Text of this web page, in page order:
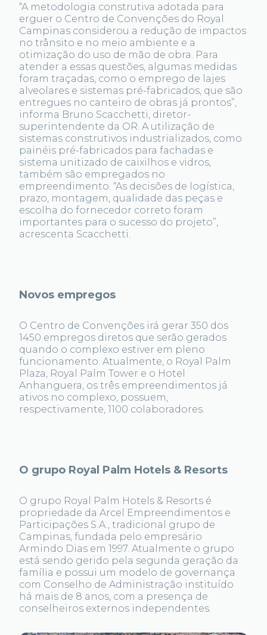
“A metodologia construtiva adotada para
erguer o Centro de Convenções do Royal
Campinas considerou a redução de impactos
no trânsito e no meio ambiente e a
otimização do uso de mão de obra. Para
atender a essas questões, algumas medidas
foram traçadas, como o emprego de lajes
alveolares e sistemas pré-fabricados, que são
entregues no canteiro de obras já prontos”,
informa Bruno Scacchetti, diretor-
superintendente da OR. A utilização de
sistemas construtivos industrializados, como
painéis pré-fabricados para fachadas e
sistema unitizado de caixilhos e vidros,
também são empregados no
empreendimento. “As decisões de logística,
prazo, montagem, qualidade das peças e
escolha do fornecedor correto foram
importantes para o sucesso do projeto”,
acrescenta Scacchetti.
Novos empregos
O Centro de Convenções irá gerar 350 dos
1450 empregos diretos que serão gerados
quando o complexo estiver em pleno
funcionamento. Atualmente, o Royal Palm
Plaza, Royal Palm Tower e o Hotel
Anhanguera, os três empreendimentos já
ativos no complexo, possuem,
respectivamente, 1100 colaboradores.
O grupo Royal Palm Hotels & Resorts
O grupo Royal Palm Hotels & Resorts é
propriedade da Arcel Empreendimentos e
Participações S.A., tradicional grupo de
Campinas, fundada pelo empresário
Armindo Dias em 1997. Atualmente o grupo
está sendo gerido pela segunda geração da
família e possui um modelo de governança
com Conselho de Administração instituído
há mais de 8 anos, com a presença de
conselheiros externos independentes.